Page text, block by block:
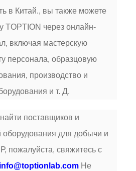
в Китай., вы также можете
TOPTION через онлайн-
включая мастерскую
персонала, образцовую
производство и
и т. Д.
поставщиков и
оборудования для добычи и
пожалуйста, свяжитесь с
Не